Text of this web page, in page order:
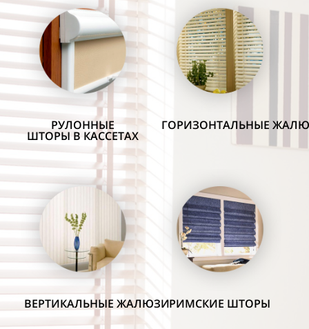
РУЛОННЫЕ
ШТОРЫВ КАССЕТАХ
ГОРИЗОНТАЛЬНЫЕ
ВЕРТИКАЛЬНЫЕ ЖАЛЮЗИРИМСКИЕ ШТОРЫ